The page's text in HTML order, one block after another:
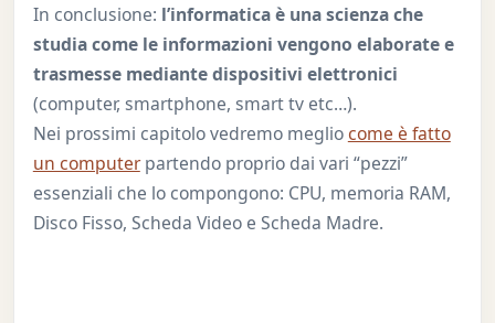
In conclusione: l’informatica è una scienza che
studia come le informazioni vengono elaborate e
trasmesse mediante dispositivi elettronici
(computer, smartphone, smart tv etc…).
Nei prossimi capitolo vedremo megliocome è fatto
un computerpartendo proprio dai vari “pezzi”
essenziali che lo compongono: CPU, memoria RAM,
Disco Fisso, Scheda Video e Scheda Madre.